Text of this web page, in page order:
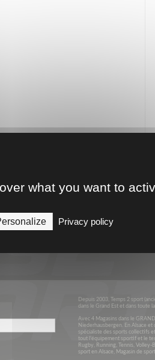
Depuis 2003, Temps 2 sport
dans le Grand Est et dans toute la
Avec 4 Magasins dans le
Niederhausbergen. En Alsace et
spécialiste des sports collectifs
tout l’équipement sportif et le
Rugby, Running, Tennis, Volley-
sport en Alsace, Magasin de
what you want to
Privacy policy